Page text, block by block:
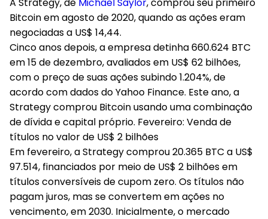
Bitcoin em agosto de 2020, quando as ações eram
negociadas a US$ 14,44.
Cinco anos depois, a empresa detinha 660.624 BTC
em 15 de dezembro, avaliados em US$ 62 bilhões,
com o preço de suas ações subindo 1.204%, de
acordo com dados do Yahoo Finance. Este ano, a
Strategy comprou Bitcoin usando uma combinação
de dívida e capital próprio. Fevereiro: Venda de
títulos no valor de US$ 2 bilhões
Em fevereiro, a Strategy comprou 20.365 BTC a US$
97.514, financiados por meio de US$ 2 bilhões em
títulos conversíveis de cupom zero. Os títulos não
pagam juros, mas se convertem em ações no
vencimento, em 2030. Inicialmente, o mercado